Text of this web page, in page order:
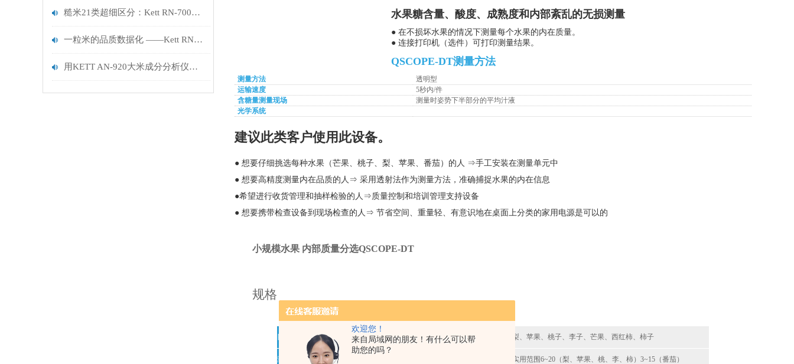
欢迎您！
来自局域网的朋友！有什么可以帮
助您的吗？
糙米21类超细区分：Kett RN-700以科研级精度，重塑大米外观品质检测标准
一粒米的品质数据化 ——Kett RN-700 米质外观精准分析方案
用KETT AN-920大米成分分析仪，让食味值与成分成为品质与价格的科学标尺
水果糖含量、酸度、成熟度和内部紊乱的无损测量
● 在不损坏水果的情况下测量每个水果的内在质量。
● 连接打印机（选件）可打印测量结果。
QSCOPE-DT测量方法
测量方法
透明型
运输速度
5秒内/件
含糖量测量现场
测量时姿势下半部分的平均汁液
光学系统
建议此类客户使用此设备。
● 想要仔细挑选每种水果（芒果、桃子、梨、苹果、番茄）的人 ⇒手工安装在测量单元中
● 想要高精度测量内在品质的人⇒ 采用透射法作为测量方法，准确捕捉水果的内在信息
●希望进行收货管理和抽样检验的人⇒质量控制和培训管理支持设备
● 想要携带检查设备到现场检查的人⇒ 节省空间、重量轻、有意识地在桌面上分类的家用电源是可以的
小规模水果 内部质量分选QSCOPE-DT
规格
目标水果 梨、苹果、桃子、李子、芒果、西红柿、柿子
测量项目 实用范围6~20（梨、苹果、桃、李、柿）3~15（番茄）